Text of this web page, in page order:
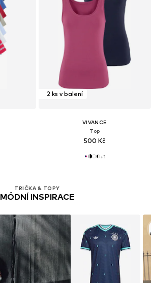
2 ks v balení
VIVANCE
Top
500 Kč
+1
TRIČKA & TOPY
MÓDNÍ INSPIRACE